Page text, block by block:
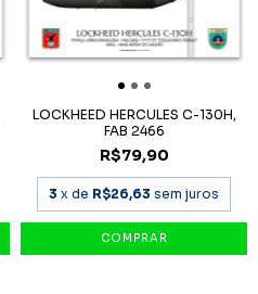
LOCKHEED HERCULES C-130H,
FAB 2466
R$79,90
3 x de R$26,63 sem juros